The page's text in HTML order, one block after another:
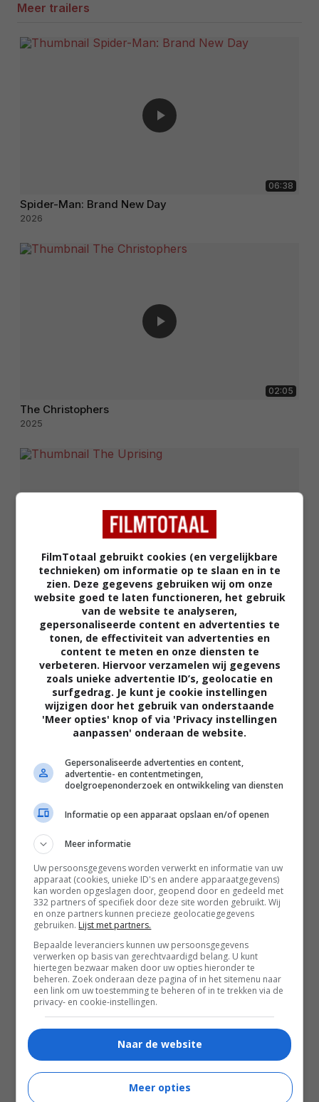
Meer trailers
06:38
Spider-Man: Brand New Day
2026
02:05
The Christophers
2025
02:40
The Uprising
2026
02:19
The Mongoose
2026
FilmTotaal gebruikt cookies (en vergelijkbare
technieken) om informatie op te slaan en in te
zien. Deze gegevens gebruiken wij om onze
website goed te laten functioneren, het gebruik
van de website te analyseren,
gepersonaliseerde content en advertenties te
tonen, de effectiviteit van advertenties en
content te meten en onze diensten te
verbeteren. Hiervoor verzamelen wij gegevens
zoals unieke advertentie ID’s, geolocatie en
surfgedrag. Je kunt je cookie instellingen
wijzigen door het gebruik van onderstaande
'Meer opties' knop of via 'Privacy instellingen
aanpassen' onderaan de website.
Gepersonaliseerde advertenties en content,
advertentie- en contentmetingen,
doelgroepenonderzoek en ontwikkeling van diensten
Informatie op een apparaat opslaan en/of openen
Meer informatie
Uw persoonsgegevens worden verwerkt en informatie van uw
apparaat (cookies, unieke ID's en andere apparaatgegevens)
kan worden opgeslagen door, geopend door en gedeeld met
332 partners of specifiek door deze site worden gebruikt. Wij
en onze partners kunnen precieze geolocatiegegevens
gebruiken. Lijst met partners.
Bepaalde leveranciers kunnen uw persoonsgegevens
verwerken op basis van gerechtvaardigd belang. U kunt
hiertegen bezwaar maken door uw opties hieronder te
beheren. Zoek onderaan deze pagina of in het sitemenu naar
een link om uw toestemming te beheren of in te trekken via de
privacy- en cookie-instellingen.
Naar de website
Meer opties